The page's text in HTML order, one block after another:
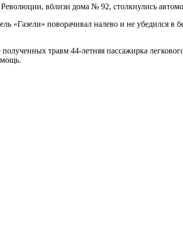
вблизи дома № 92, столкнулись
«Газели» поворачивал налево и не убедился в
травм 44-летняя пассажирка